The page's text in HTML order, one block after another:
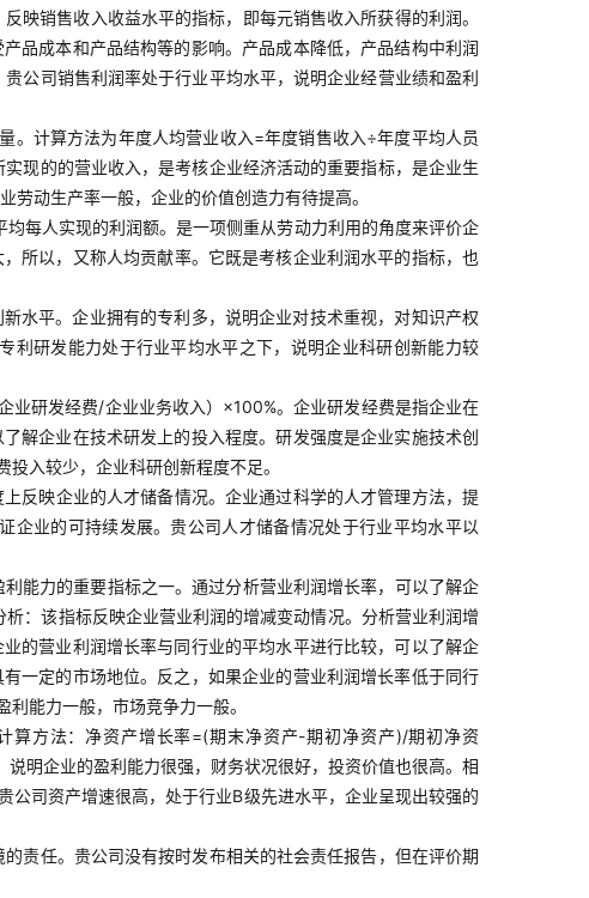
映销售收入收益水平的指标，即每元销售收入所获得的利润。
品成本和产品结构等的影响。产品成本降低，产品结构中利润
公司销售利润率处于行业平均水平，说明企业经营业绩和盈利
。计算方法为年度人均营业收入=年度销售收入÷年度平均人员
现的的营业收入，是考核企业经济活动的重要指标，是企业生
动生产率一般，企业的价值创造力有待提高。
每人实现的利润额。是一项侧重从劳动力利用的角度来评价企
所以，又称人均贡献率。它既是考核企业利润水平的指标，也
水平。企业拥有的专利多，说明企业对技术重视，对知识产权
利研发能力处于行业平均水平之下，说明企业科研创新能力较
业研发经费/企业业务收入）×100%。企业研发经费是指企业在
解企业在技术研发上的投入程度。研发强度是企业实施技术创
入较少，企业科研创新程度不足。
反映企业的人才储备情况。企业通过科学的人才管理方法，提
业的可持续发展。贵公司人才储备情况处于行业平均水平以
能力的重要指标之一。通过分析营业利润增长率，可以了解企
：该指标反映企业营业利润的增减变动情况。分析营业利润增
的营业利润增长率与同行业的平均水平进行比较，可以了解企
一定的市场地位。反之，如果企业的营业利润增长率低于同行
能力一般，市场竞争力一般。
算方法：净资产增长率=(期末净资产-期初净资产)/期初净资
明企业的盈利能力很强，财务状况很好，投资价值也很高。相
司资产增速很高，处于行业B级先进水平，企业呈现出较强的
责任。贵公司没有按时发布相关的社会责任报告，但在评价期